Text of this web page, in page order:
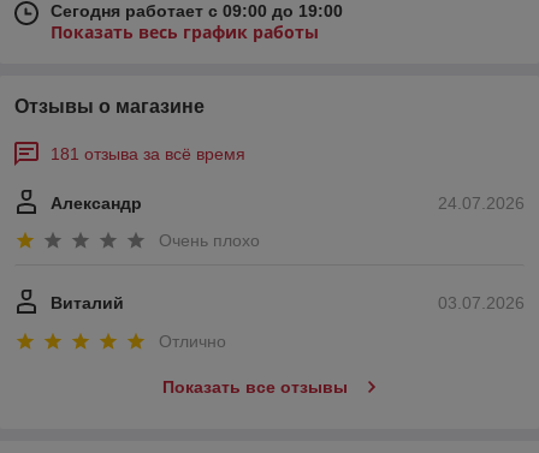
Сегодня работает с 09:00 до 19:00
Показать весь график работы
Отзывы о магазине
181 отзыва за всё время
24.07.2026
Александр
Очень плохо
03.07.2026
Виталий
Отлично
Показать все отзывы